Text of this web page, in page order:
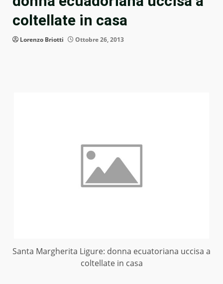
coltellate in casa
Lorenzo Briotti Ottobre 26, 2013
Santa Margherita Ligure: donna ecuatoriana uccisa a
coltellate in casa